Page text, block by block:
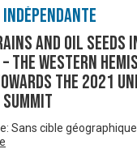
and oil seeds
The Western
the 2021
Sans cible géographique